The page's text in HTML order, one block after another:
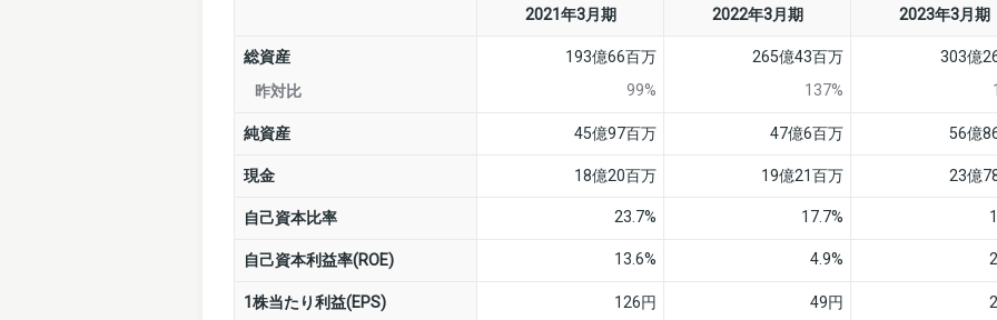
2021年3月期 2022年3月期 2023年3月期
総資産
昨対比
193億66百万
99%
265億43百万
137%
303億
純資産 45億97百万 47億6百万 56億
現金 18億20百万 19億21百万 23億
自己資本比率 23.7% 17.7%
自己資本利益率(ROE) 13.6% 4.9%
1株当たり利益(EPS) 126円 49円